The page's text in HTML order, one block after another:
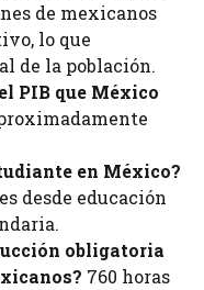
de mexicanos
lo que
de la población.
PIB que México
en México?
desde educación
obligatoria
760 horas